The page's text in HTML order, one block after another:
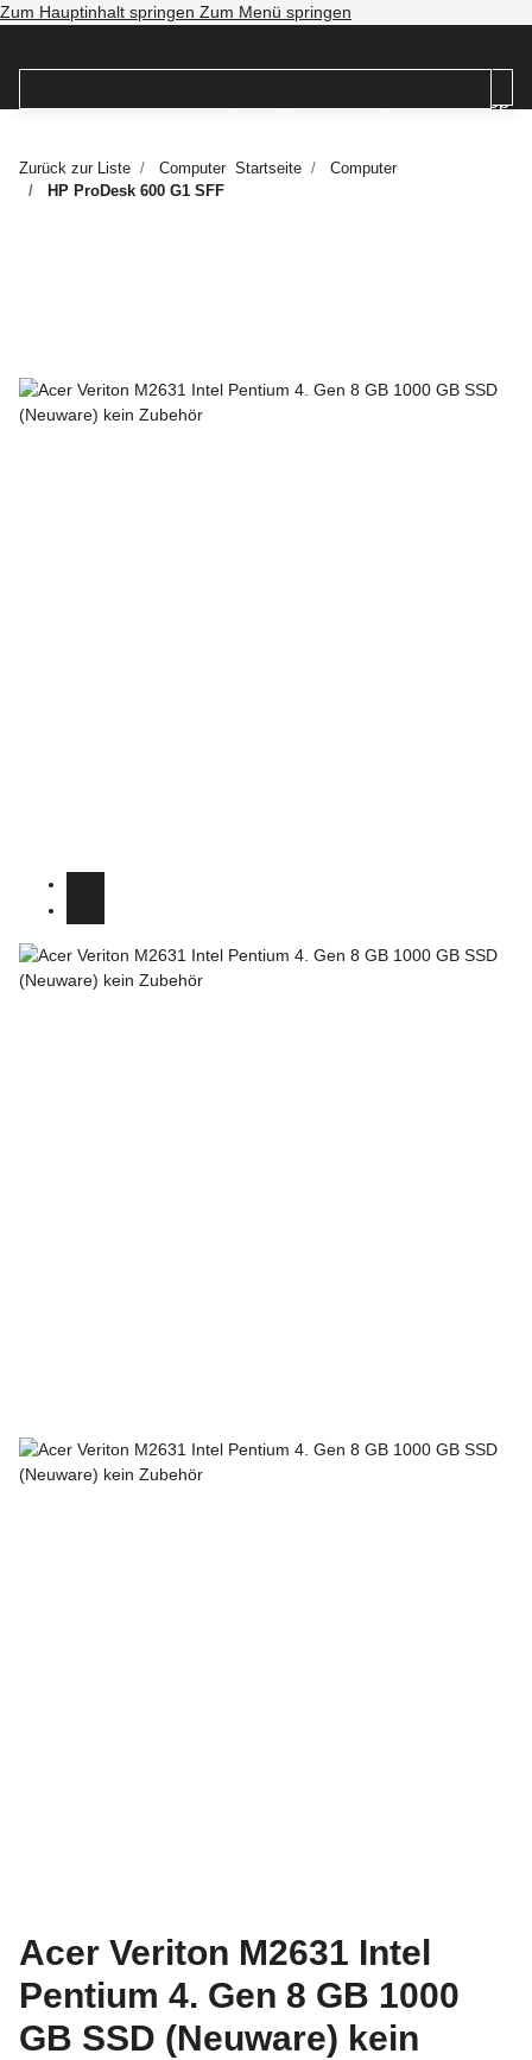
Zum Hauptinhalt springen Zum Menü springen
Zurück zur Liste Computer Startseite
Computer
HP ProDesk 600 G1 SFF
Acer Veriton M2631 Intel
Pentium 4. Gen 8 GB 1000
GB SSD (Neuware) kein